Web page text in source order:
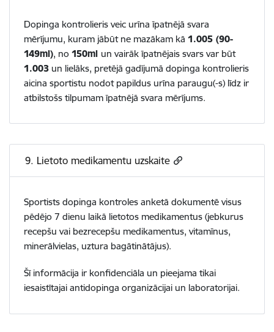
Dopinga kontrolieris veic urīna īpatnējā svara
mērījumu, kuram jābūt ne mazākam kā 1.005 (90-
149ml), no 150ml un vairāk īpatnējais svars var būt
1.003un lielāks, pretējā gadījumā dopinga kontrolieris
aicina sportistu nodot papildus urīna paraugu(-s) līdz ir
atbilstošs tilpumam īpatnējā svara mērījums.
9. Lietoto medikamentu uzskaite
Sportists dopinga kontroles anketā dokumentē visus
pēdējo 7 dienu laikā lietotos medikamentus (jebkurus
recepšu vai bezrecepšu medikamentus, vitamīnus,
minerālvielas, uztura bagātinātājus).
Šī informācija ir konfidenciāla un pieejama tikai
iesaistītajai antidopinga organizācijai un laboratorijai.